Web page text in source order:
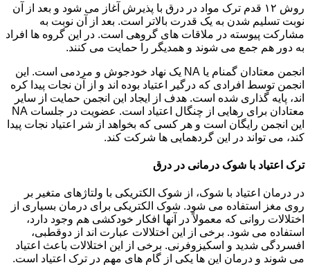
روش ۱۲ قدم ترک مواد در درق با پذیرش آغاز می شود و بعد از آن
نوبت تسلیم شدن به یک قدرت بالاتر است. بعد از آن نوبت به
مشارکت پیوسته در ملاقات های گروهی است. در این گروه ها افراد
به دور هم جمع می شوند و همدیگر را حمایت می کنند.
انجمن معتادان گمنام یا NA یک نهاد خودجوش و مردمی است. این
انجمن توسط افرادی که درگیر اعتیاد بوده اند و از آن نجات پیدا کره
اند، پایه گذاری شده است. هدف از ایجاد این انجمن حمایت از سایر
معتادان برای رهایی از چنگال اعتیاد است. عضویت در جلسات NA
این انجمن رایگان است و هر کسی که بخواهد از شر اعتیاد نجات پیدا
کند، می تواند در این گردهمایی ها شرکت کند.
ترک اعتیاد با شوک درمانی در درق
در درمان اعتیاد با شوک، از شوک الکتریکی با ولتاژهای متغیر بر
روی مغز استفاده می شود. شوک الکتریکی برای درمان بسیاری از
اختلالات روانی که معمولاً در آنها افکار خودکشی هم وجود دارد،
استفاده می شود. برخی از این اختلالات عبارت اند از دوقطبی،
افسردگی شدید و اسکیزوفرنی. برخی از این اختلالات باعث اعتیاد
می شوند و درمان این ها یکی از گام های مهم در ترک اعتیاد است.